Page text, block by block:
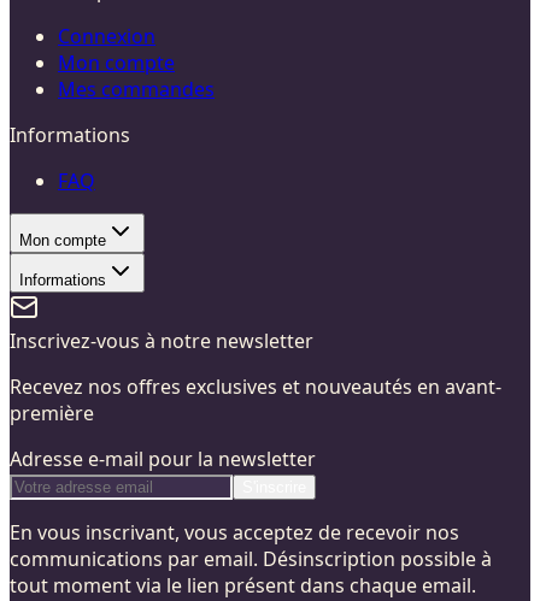
Connexion
Mon compte
Mes commandes
Informations
FAQ
Mon compte
Informations
Inscrivez-vous à notre newsletter
Recevez nos offres exclusives et nouveautés en avant-
première
Adresse e-mail pour la newsletter
En vous inscrivant, vous acceptez de recevoir nos
communications par email. Désinscription possible à
tout moment via le lien présent dans chaque email.